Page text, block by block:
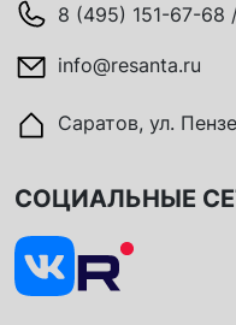
8 (495) 151-67-
info@resanta.ru
Саратов, ул.
СОЦИАЛЬНЫЕ